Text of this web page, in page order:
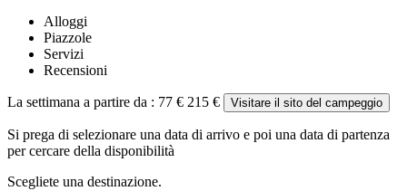
Alloggi
Piazzole
Servizi
Recensioni
La settimana a partire da : 77 € 215 € Visitare il sito del campeggio
Si prega di selezionare una data di arrivo e poi una data di partenza
per cercare della disponibilità
Scegliete una destinazione.